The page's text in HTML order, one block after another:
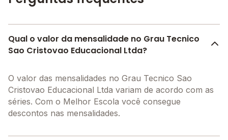
Qual o valor da mensalidade no Grau Tecnico
Sao Cristovao Educacional Ltda?
O valor das mensalidades no Grau Tecnico Sao
Cristovao Educacional Ltda variam de acordo com as
séries. Com o Melhor Escola você consegue
descontos nas mensalidades.